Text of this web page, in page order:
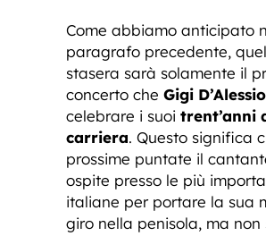
Come abbiamo anticipato
paragrafo precedente,
stasera sarà solamente il
concerto che Gigi D’Alessio
celebrare i suoi trent’anni
carriera. Questo significa
prossime puntate il
ospite presso le più
italiane per portare la sua
giro nella penisola, ma non